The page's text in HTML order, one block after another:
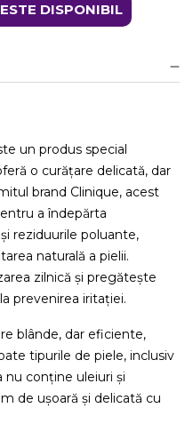
DISPONIBIL
un produs special
o curățare delicată, dar
brand Clinique, acest
a îndepărta
reziduurile poluante,
naturală a pielii.
zilnică și pregătește
prevenirea iritației.
blânde, dar eficiente,
tipurile de piele, inclusiv
nu conține uleiuri și
de ușoară și delicată cu